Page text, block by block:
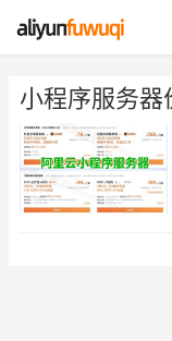
小程序服务器